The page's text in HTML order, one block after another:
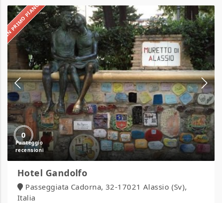
IN PRIMO PIANO
0
Hotel
Gandolfo
Hotel Gandolfo
Passeggiata Cadorna, 32-17021 Alassio (Sv),
Italia